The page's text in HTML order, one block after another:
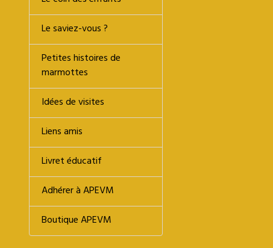
Le saviez-vous ?
Petites histoires de
marmottes
Idées de visites
Liens amis
Livret éducatif
Adhérer à APEVM
Boutique APEVM